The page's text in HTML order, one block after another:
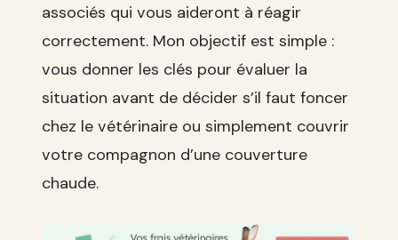
associés qui vous aideront à réagir
correctement. Mon objectif est simple :
vous donner les clés pour évaluer la
situation avant de décider s’il faut foncer
chez le vétérinaire ou simplement couvrir
votre compagnon d’une couverture
chaude.